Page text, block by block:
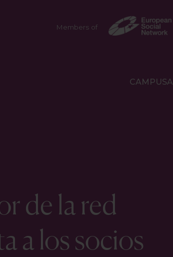
Members of
CAMPUSA
de la red
a los socios